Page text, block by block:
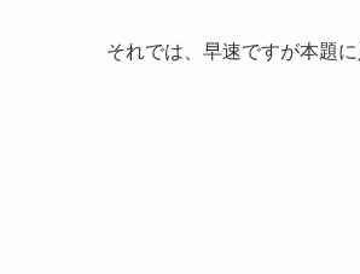
それでは、早速ですが本題